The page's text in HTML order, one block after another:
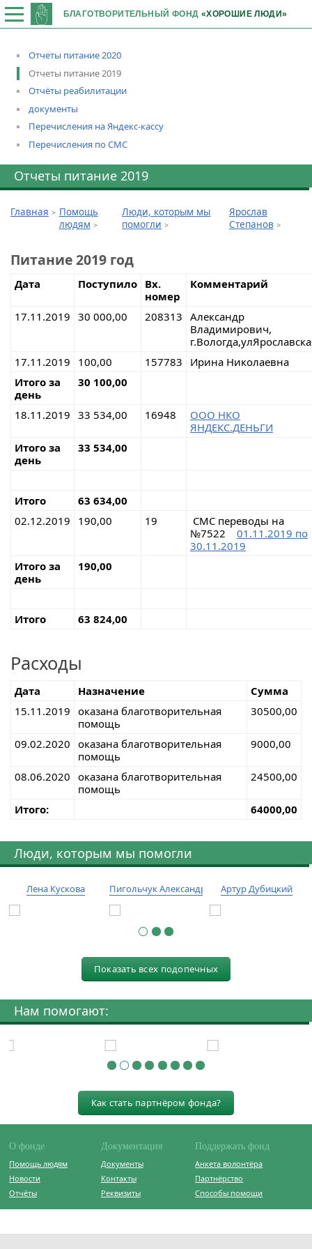
БЛАГОТВОРИТЕЛЬНЫЙ ФОНД «ХОРОШИЕ ЛЮДИ»
Отчеты питание 2020
Отчеты питание 2019
Отчёты реабилитации
документы
Перечисления на Яндекс-кассу
Перечисления по СМС
Отчеты питание 2019
Главная
Помощь
людям
Люди, которым мы
помогли
Ярослав
Степанов
Питание 2019 год
Дата Поступило
Вх.
номер
Комментарий
17.11.2019 30 000,00 208313 Александр
Владимирович,
17.11.2019
100,00 157783
Ирина Николаевна
Итого за
день
30 100,00
18.11.2019 33 534,00 16948
ООО НКО
ЯНДЕКС.ДЕНЬГИ
Итого за
день
33 534,00
Итого
63 634,00
02.12.2019
190,00 19
СМС переводы на
№7522 01.11.2019 по
30.11.2019
Итого за
день
190,00
Итого 63 824,00
Расходы
Дата Назначение
Сумма
15.11.2019 оказана благотворительная
помощь
30500,00
09.02.2020 оказана благотворительная
помощь
9000,00
08.06.2020 оказана благотворительная
помощь
24500,00
Итого: 64000,00
Люди, которым мы помогли
Лена Кускова Пигольчук Александр Артур Дубицкий
Показать всех подопечных
Нам помогают:
Как стать партнёром фонда?
О фонде
Помощь людям
Новости
Отчёты
Документация
Документы
Контакты
Реквизиты
Поддержать фонд
Анкета волонтёра
Партнёрство
Способы помощи